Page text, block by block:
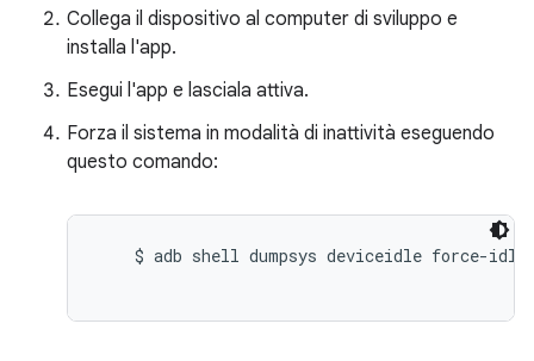
Collega il dispositivo al computer di sviluppo e
installa l'app.
Esegui l'app e lasciala attiva.
Forza il sistema in modalità di inattività eseguendo
questo comando:
    $ adb shell dumpsys deviceidle force-idle